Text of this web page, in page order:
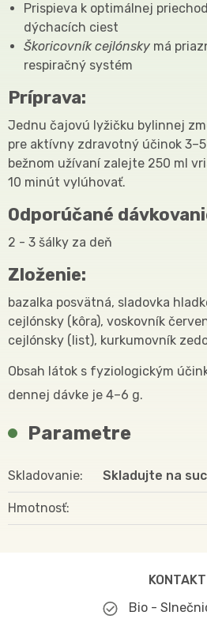
Prispieva k optimálnej
dýchacích ciest
Škoricovník cejlónsky má
respiračný systém
Príprava:
Jednu čajovú lyžičku bylinnej
pre aktívny zdravotný účinok
bežnom užívaní zalejte 250 ml
10 minút vylúhovať.
Odporúčané
2 - 3 šálky za deň
Zloženie:
bazalka posvätná, sladovka
cejlónsky (kôra), voskovník
cejlónsky (list), kurkumovník
Obsah látok s fyziologickým
dennej dávke je 4–6 g.
Parametre
Skladovanie Skladujte na
Hmotnosť
KONTAKT
Bio -